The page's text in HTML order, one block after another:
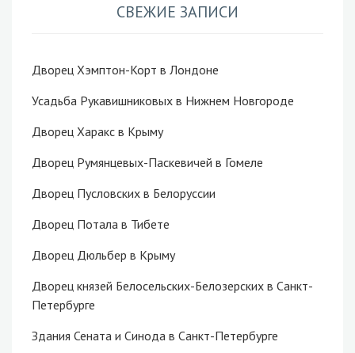
СВЕЖИЕ ЗАПИСИ
Дворец Хэмптон-Корт в Лондоне
Усадьба Рукавишниковых в Нижнем Новгороде
Дворец Харакс в Крыму
Дворец Румянцевых-Паскевичей в Гомеле
Дворец Пусловских в Белоруссии
Дворец Потала в Тибете
Дворец Дюльбер в Крыму
Дворец князей Белосельских-Белозерских в Санкт-
Петербурге
Здания Сената и Синода в Санкт-Петербурге